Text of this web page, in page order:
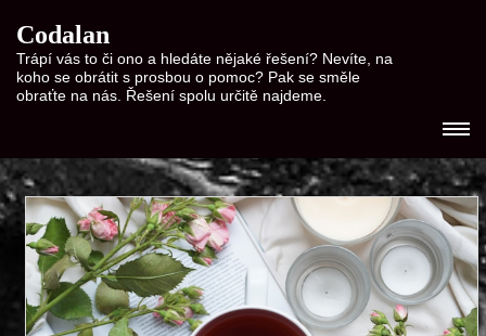
Codalan
Trápí vás to či ono a hledáte nějaké řešení? Nevíte, na
koho se obrátit s prosbou o pomoc? Pak se směle
obraťte na nás. Řešení spolu určitě najdeme.